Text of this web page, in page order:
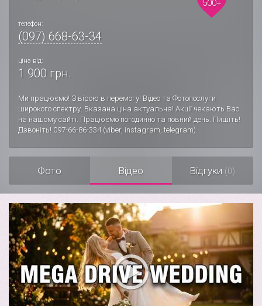
телефон:
(097) 668-63-34
ціна від:
1 900 грн.
Ми працюємо! З вірою в перемогу! Відео та Фотопослуги
широкого спектру. Вказана ціна актуальна! Акції чекають Вас
на нашому сайті. Працюємо погодинно та повний день. Пишіть!
Дзвоніть! 097-66-86-334 (viber, instagram, telegram).
500+
Фото Відео Відгуки (0)